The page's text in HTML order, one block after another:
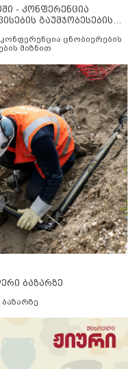
- კონფერენცია
გაუმჯობესების
ცნობიერების
მიზნით
ბაზარზე